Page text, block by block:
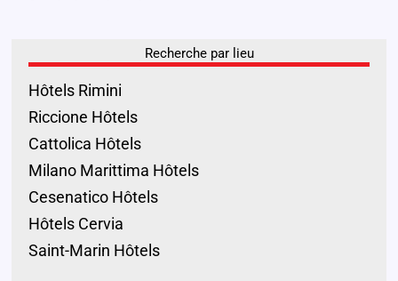
Recherche par lieu
Hôtels Rimini
Riccione Hôtels
Cattolica Hôtels
Milano Marittima Hôtels
Cesenatico Hôtels
Hôtels Cervia
Saint-Marin Hôtels